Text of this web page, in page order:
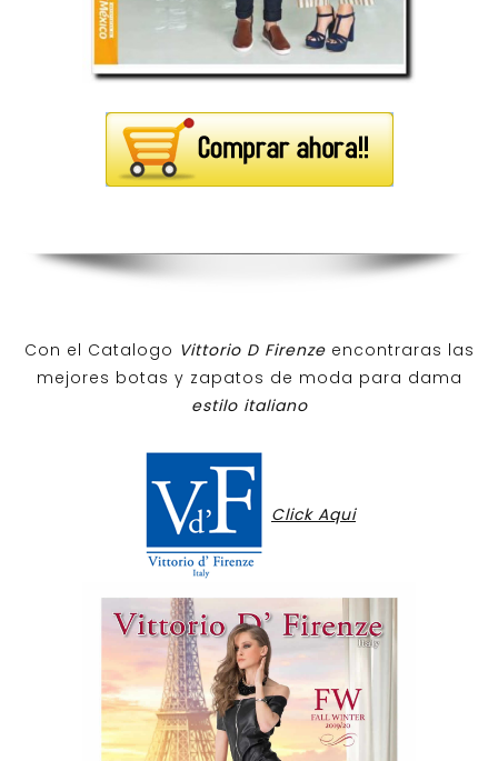
Con el Catalogo Vittorio D Firenzeencontraras las
mejores botas y zapatos de moda para dama
estilo italiano
Click Aqui